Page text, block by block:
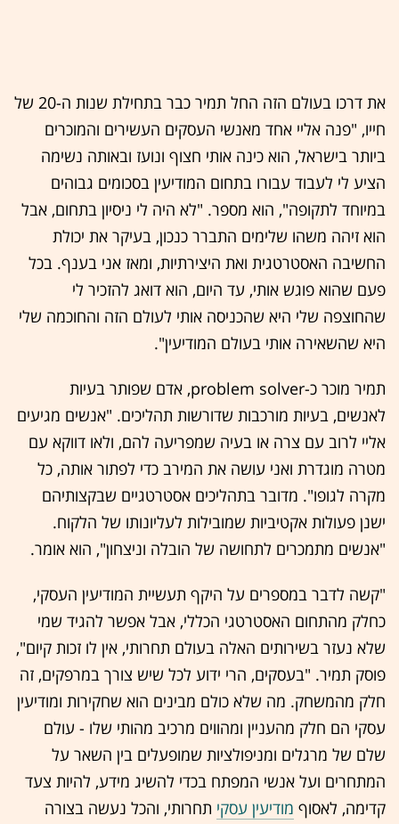
את דרכו בעולם הזה החל תמיר כבר בתחילת שנות ה-20 של
חייו, "פנה אליי אחד מאנשי העסקים העשירים והמוכרים
ביותר בישראל, הוא כינה אותי חצוף ונועז ובאותה נשימה
הציע לי לעבוד עבורו בתחום המודיעין בסכומים גבוהים
במיוחד לתקופה", הוא מספר. "לא היה לי ניסיון בתחום, אבל
הוא זיהה משהו שלימים התברר כנכון, בעיקר את יכולת
החשיבה האסטרטגית ואת היצירתיות, ומאז אני בענף. בכל
פעם שהוא פוגש אותי, עד היום, הוא דואג להזכיר לי
שהחוצפה שלי היא שהכניסה אותי לעולם הזה והחוכמה שלי
היא שהשאירה אותי בעולם המודיעין".
תמיר מוכר כ-problem solver, אדם שפותר בעיות
לאנשים, בעיות מורכבות שדורשות תהליכים. "אנשים מגיעים
אליי לרוב עם צרה או בעיה שמפריעה להם, ולאו דווקא עם
מטרה מוגדרת ואני עושה את המירב כדי לפתור אותה, כל
מקרה לגופו". מדובר בתהליכים אסטרטגיים שבקצותיהם
ישנן פעולות אקטיביות שמובילות לעליונותו של הלקוח.
"אנשים מתמכרים לתחושה של הובלה וניצחון", הוא אומר.
"קשה לדבר במספרים על היקף תעשיית המודיעין העסקי,
כחלק מהתחום האסטרטגי הכללי, אבל אפשר להגיד שמי
שלא נעזר בשירותים האלה בעולם תחרותי, אין לו זכות קיום",
פוסק תמיר. "בעסקים, הרי ידוע לכל שיש צורך במרפקים, זה
חלק מהמשחק. מה שלא כולם מבינים הוא שחקירות ומודיעין
עסקי הם חלק מהעניין ומהווים מרכיב מהותי שלו - עולם
שלם של מרגלים ומניפולציות שמופעלים בין השאר על
המתחרים ועל אנשי המפתח בכדי להשיג מידע, להיות צעד
קדימה, לאסוף מודיעין עסקי תחרותי, והכל נעשה בצורה